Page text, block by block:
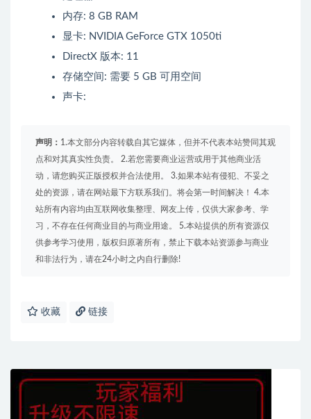
内存: 8 GB RAM
显卡: NVIDIA GeForce GTX 1050ti
DirectX 版本: 11
存储空间: 需要 5 GB 可用空间
声卡:
声明： 1.本文部分内容转载自其它媒体，但并不代表本站赞同其观
点和对其真实性负责。 2.若您需要商业运营或用于其他商业活
动，请您购买正版授权并合法使用。 3.如果本站有侵犯、不妥之
处的资源，请在网站最下方联系我们。将会第一时间解决！ 4.本
站所有内容均由互联网收集整理、网友上传，仅供大家参考、学
习，不存在任何商业目的与商业用途。 5.本站提供的所有资源仅
供参考学习使用，版权归原著所有，禁止下载本站资源参与商业
和非法行为，请在24小时之内自行删除!
收藏 链接